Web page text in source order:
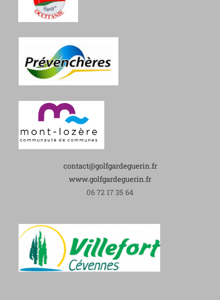
contact@golfgardeguerin.fr
www.golfgardeguerin.fr
06 72 17 35 64